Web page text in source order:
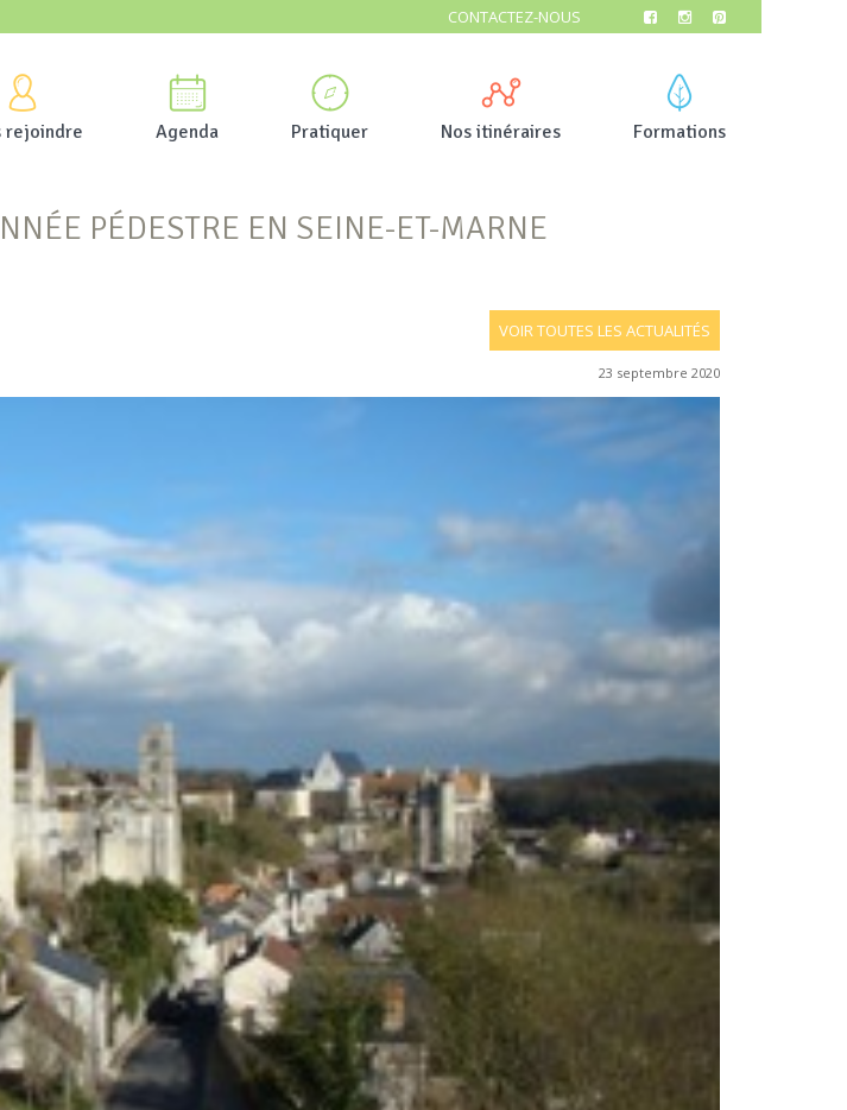
CONTACTEZ-NOUS
rejoindre Agenda Pratiquer Nos itinéraires Formations
PÉDESTRE EN SEINE-ET-MARNE
VOIR TOUTES LES ACTUALITÉS
23 septembre 2020